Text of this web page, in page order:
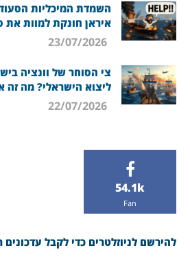
השמדת המיכליות
איראן חונקת למוות את
צי הסוחר של וונציה
ליצוא הישראלי? מה זה
54.1k
Fan
להירשם לניוזלטרים כדי לקבל עדכונים